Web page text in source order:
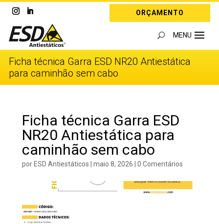
ORÇAMENTO
Ficha técnica Garra ESD NR20 Antiestática
para caminhão sem cabo
Ficha técnica Garra ESD
NR20 Antiestática para
caminhão sem cabo
porESD Antiestáticos | maio 8, 2026 | 0 Comentários